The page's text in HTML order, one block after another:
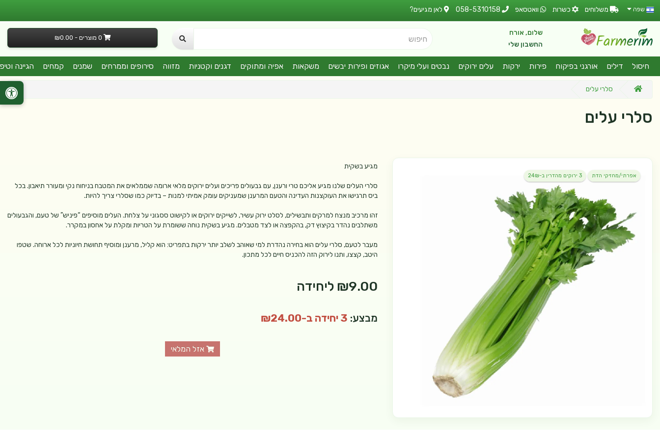
שפה משלוחים כשרות וואטסאפ 058-5310158 לאן מגיעים?
שלום, אורח
החשבון שלי
חיפוש
0 מוצרים - ₪0.00
חיסול דילים אורגני בפיקוח פירות ירקות עלים ירוקים נבטים ועלי מיקרו אגוזים ופירות יבשים משקאות אפיה ומתוקים דגנים וקטניות מזווה סירופים וממרחים שמנים קמחים הגיינה
סלרי עלים
סלרי עלים
אפרתי/מחזיקי הדת 3 ירוקים מהדרין ב-24₪
מגיע בשקית
סלרי העלים שלנו מגיע אליכם טרי ורענן, עם גבעולים פריכים ועלים ירוקים מלאי ארומה שממלאים את המטבח בניחוח נקי ומעורר תיאבון. בכל
ביס תרגישו את העוקצנות העדינה והטעם המרענן שמעניקים עומק אמיתי למנות – בדיוק כמו שסלרי צריך להיות.
זהו מרכיב מנצח למרקים ותבשילים, לסלט ירוק עשיר, לשייקים ירוקים או לקישוט ססגוני על צלחת. העלים מוסיפים “פיניש” של טעם, והגבעולים
משתלבים נהדר בקיצוץ דק, בהקפצה או לצד מטבלים. מגיע בשקית נוחה ששומרת על הטריות ומקלת על אחסון במקרר.
מעבר לטעם, סלרי עלים הוא בחירה נהדרת למי שאוהב לשלב יותר ירקות בתפריט: הוא קליל, מרענן ומוסיף תחושת חיוניות לכל ארוחה. שטפו
היטב, קצצו, ותנו לירוק הזה להכניס חיים לכל מתכון.
₪9.00 ליחידה
מבצע: 3 יחידה ב-₪24.00
אזל המלאי